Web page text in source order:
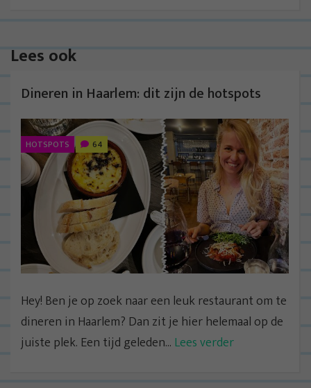
Lees ook
Dineren in Haarlem: dit zijn de hotspots
HOTSPOTS 64
Hey! Ben je op zoek naar een leuk restaurant om te
dineren in Haarlem? Dan zit je hier helemaal op de
juiste plek. Een tijd geleden... Lees verder